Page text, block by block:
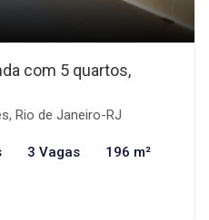
com 5 quartos,
Rio de Janeiro-RJ
3 Vagas 196 m²